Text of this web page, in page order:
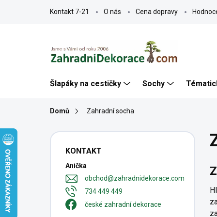
Kontakt 7-21 O nás Cena dopravy
Šlapáky na cestičky Sochy
Domů Zahradní socha
P
KONTAKT
Anička
obchod@zahradnidekorace.com
734 449 449
české zahradní dekorace